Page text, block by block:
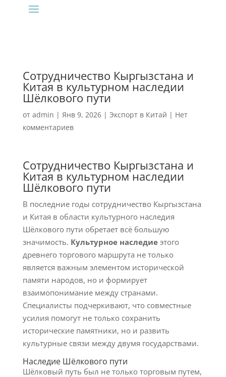
Сотрудничество Кыргызстана и
Китая в культурном наследии
Шёлкового пути
от admin | Янв 9, 2026| Экспорт в Китай | Нет
комментариев
Сотрудничество Кыргызстана и
Китая в культурном наследии
Шёлкового пути
В последние годы сотрудничество Кыргызстана
и Китая в области культурного наследия
Шёлкового пути обретает всё большую
значимость. Культурное наследиеэтого
древнего торгового маршрута не только
является важным элементом исторической
памяти народов, но и формирует
взаимопонимание между странами.
Специалисты подчеркивают, что совместные
усилия помогут не только сохранить
исторические памятники, но и развить
культурные связи между двумя государствами.
Наследие Шёлкового пути
Шёлковый путь был не только торговым путем,